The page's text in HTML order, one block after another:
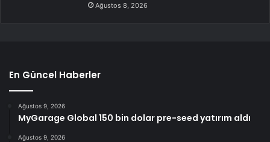
Ağustos 8, 2026
En Güncel Haberler
Ağustos 9, 2026
MyGarage Global 150 bin dolar pre-seed yatırım aldı
Ağustos 9, 2026